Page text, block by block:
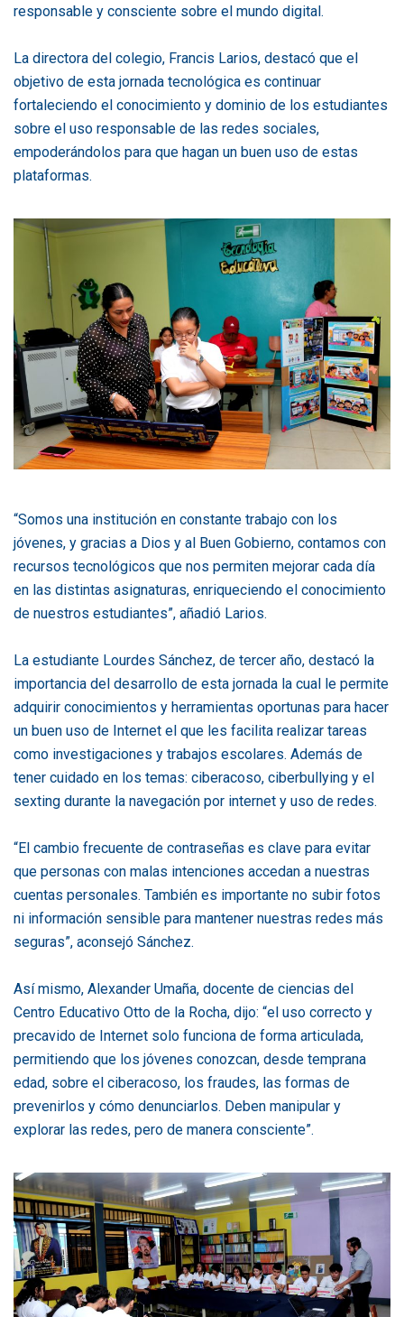
responsable y consciente sobre el mundo digital.
La directora del colegio, Francis Larios, destacó que el
objetivo de esta jornada tecnológica es continuar
fortaleciendo el conocimiento y dominio de los estudiantes
sobre el uso responsable de las redes sociales,
empoderándolos para que hagan un buen uso de estas
plataformas.
“Somos una institución en constante trabajo con los
jóvenes, y gracias a Dios y al Buen Gobierno, contamos con
recursos tecnológicos que nos permiten mejorar cada día
en las distintas asignaturas, enriqueciendo el conocimiento
de nuestros estudiantes”, añadió Larios.
La estudiante Lourdes Sánchez, de tercer año, destacó la
importancia del desarrollo de esta jornada la cual le permite
adquirir conocimientos y herramientas oportunas para hacer
un buen uso de Internet el que les facilita realizar tareas
como investigaciones y trabajos escolares. Además de
tener cuidado en los temas: ciberacoso, ciberbullying y el
sexting durante la navegación por internet y uso de redes.
“El cambio frecuente de contraseñas es clave para evitar
que personas con malas intenciones accedan a nuestras
cuentas personales. También es importante no subir fotos
ni información sensible para mantener nuestras redes más
seguras”, aconsejó Sánchez.
Así mismo, Alexander Umaña, docente de ciencias del
Centro Educativo Otto de la Rocha, dijo: “el uso correcto y
precavido de Internet solo funciona de forma articulada,
permitiendo que los jóvenes conozcan, desde temprana
edad, sobre el ciberacoso, los fraudes, las formas de
prevenirlos y cómo denunciarlos. Deben manipular y
explorar las redes, pero de manera consciente”.